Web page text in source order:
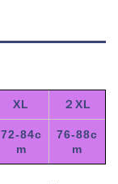
XL ２XL
72-84c
m
76-88c
m